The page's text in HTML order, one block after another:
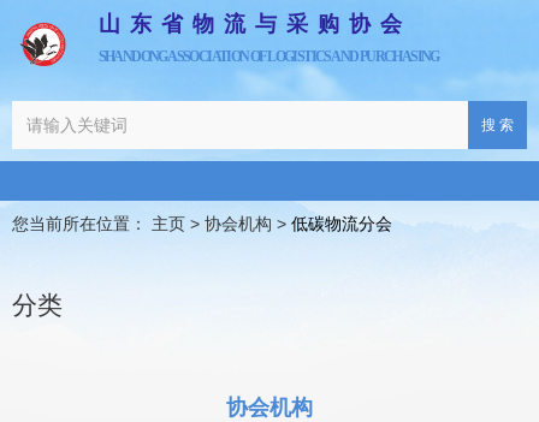
山东省物流与采购协会
SHANDONG ASSOCIATION OF LOGISTICS AND PURCHASING
搜 索
您当前所在位置： 主页 > 协会机构 > 低碳物流分会
分类
协会机构